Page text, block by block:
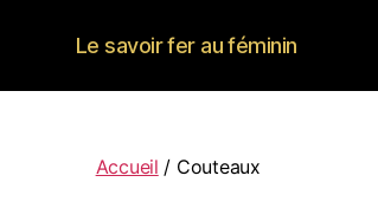
Le savoir fer au féminin
Accueil / Couteaux